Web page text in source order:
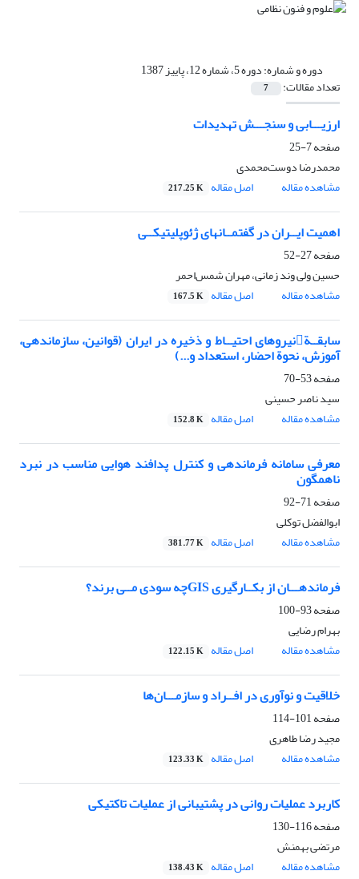
دوره و شماره:دوره 5، شماره 12، پاییز 1387
تعداد مقالات: 7
ارزیـــابی و سنجـــش تهدیدات
صفحه7-25
محمدرضا دوست‌محمدی
مشاهده مقاله
اصل مقاله 217.25 K
اهمیت ایــران در گفتمــانهای ژئوپلیتیکــی
صفحه27-52
حسین ولی وند زمانی، مهران شمس‌احمر
مشاهده مقاله
اصل مقاله 167.5 K
سابقــةنیروهای احتیــاط و ذخیره در ایران (قوانین، سازماندهی،
آموزش، نحوة احضار، استعداد و...)
صفحه53-70
سید ناصر حسینی
مشاهده مقاله
اصل مقاله 152.8 K
معرفی سامانه فرماندهی و کنترل پدافند هوایی مناسب در نبرد
ناهمگون
صفحه71-92
ابوالفضل توکلی
مشاهده مقاله
اصل مقاله 381.77 K
فرماندهـــان از بکــارگیری GISچه سودی مــی برند؟
صفحه93-100
بهرام رضایی
مشاهده مقاله
اصل مقاله 122.15 K
خلاقیت و نوآوری در افــراد و سازمـــان‌ها
صفحه101-114
مجید رضا طاهری
مشاهده مقاله
اصل مقاله 123.33 K
کاربرد عملیات روانی در پشتیبانی از عملیات تاکتیکی
صفحه116-130
مرتضی بهمنش
مشاهده مقاله
اصل مقاله 138.43 K